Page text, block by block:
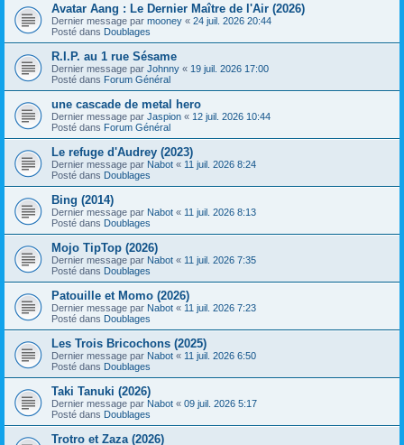
Avatar Aang : Le Dernier Maître de l'Air (2026)
Dernier message par mooney « 24 juil. 2026 20:44
Posté dans Doublages
R.I.P. au 1 rue Sésame
Dernier message par Johnny « 19 juil. 2026 17:00
Posté dans Forum Général
une cascade de metal hero
Dernier message par Jaspion « 12 juil. 2026 10:44
Posté dans Forum Général
Le refuge d'Audrey (2023)
Dernier message par Nabot « 11 juil. 2026 8:24
Posté dans Doublages
Bing (2014)
Dernier message par Nabot « 11 juil. 2026 8:13
Posté dans Doublages
Mojo TipTop (2026)
Dernier message par Nabot « 11 juil. 2026 7:35
Posté dans Doublages
Patouille et Momo (2026)
Dernier message par Nabot « 11 juil. 2026 7:23
Posté dans Doublages
Les Trois Bricochons (2025)
Dernier message par Nabot « 11 juil. 2026 6:50
Posté dans Doublages
Taki Tanuki (2026)
Dernier message par Nabot « 09 juil. 2026 5:17
Posté dans Doublages
Trotro et Zaza (2026)